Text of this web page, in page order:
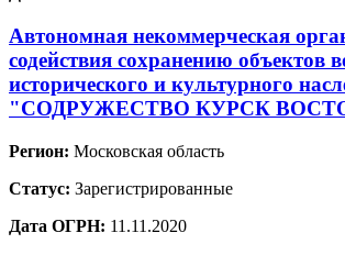
Автономная некоммерческая
содействия сохранению объектов
исторического и культурного
"СОДРУЖЕСТВО КУРСК
Регион: Московская область
Статус: Зарегистрированные
Дата ОГРН: 11.11.2020